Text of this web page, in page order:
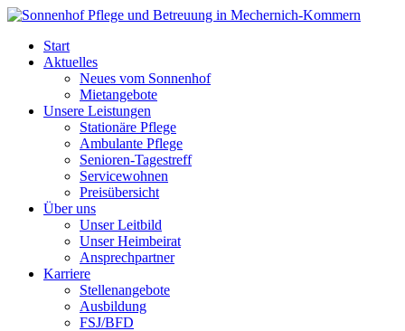
Start
Aktuelles
Neues vom Sonnenhof
Mietangebote
Unsere Leistungen
Stationäre Pflege
Ambulante Pflege
Senioren-Tagestreff
Servicewohnen
Preisübersicht
Über uns
Unser Leitbild
Unser Heimbeirat
Ansprechpartner
Karriere
Stellenangebote
Ausbildung
FSJ/BFD